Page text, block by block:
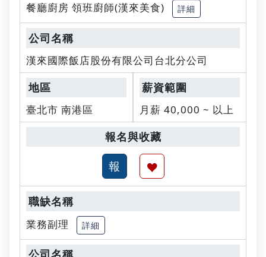
餐廳廚房 領班廚師(漢來美食) 詳細
漢來國際飯店股份有限公司台北分公司
臺北市 南港區 月薪 40,000 ~ 以上
業務副理 詳細